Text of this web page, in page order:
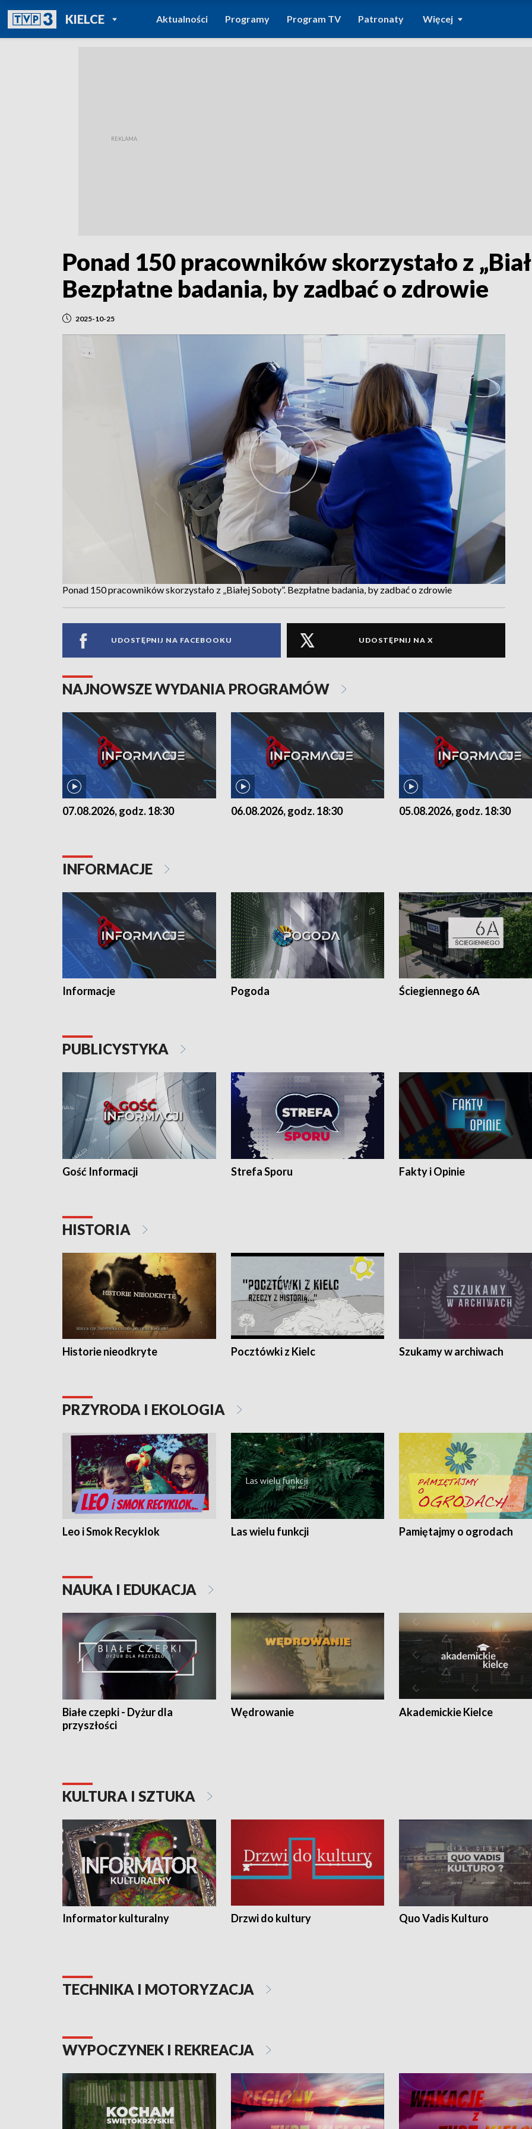
KIELCEPOWRÓT DO
TVP REGIONY
Aktualności Programy Program TV Patronaty Więcej
Ponad 150 pracowników skorzystało z
Bezpłatne badania, by zadbać o zdrowie
2025-10-25
Ponad 150 pracowników skorzystało z „Białej Soboty”. Bezpłatne badania, by zadbać o zdrowie
UDOSTĘPNIJ NA FACEBOOKU UDOSTĘPNIJ NA X
NAJNOWSZE WYDANIA PROGRAMÓW
07.08.2026, godz. 18:30 06.08.2026, godz. 18:30 05.08.2026, godz. 18:30
INFORMACJE
Informacje Pogoda Ściegiennego 6A
PUBLICYSTYKA
Gość Informacji Strefa Sporu Fakty i Opinie
HISTORIA
Historie nieodkryte Pocztówki z Kielc Szukamy w archiwach
PRZYRODA I EKOLOGIA
Leo i Smok Recyklok Las wielu funkcji Pamiętajmy o ogrodach
NAUKA I EDUKACJA
Białe czepki - Dyżur dla
przyszłości
Wędrowanie Akademickie Kielce
KULTURA I SZTUKA
Informator kulturalny Drzwi do kultury Quo Vadis Kulturo
TECHNIKA I MOTORYZACJA
WYPOCZYNEK I REKREACJA